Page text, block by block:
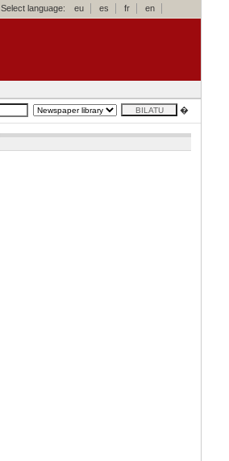
Select language: eu es fr en
�